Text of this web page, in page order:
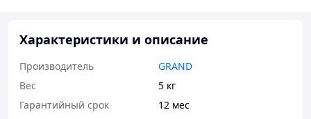
Характеристики и описание
Производитель
GRAND
Вес
5 кг
Гарантийный срок
12 мес